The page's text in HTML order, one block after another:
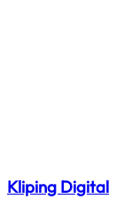
Kliping Digital